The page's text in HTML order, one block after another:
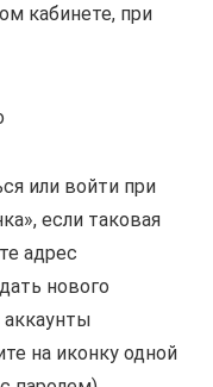
кабинете, при
или войти при
если таковая
адрес
нового
на иконку одной